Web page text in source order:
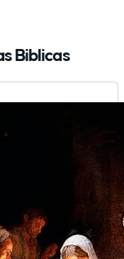
Biblicas